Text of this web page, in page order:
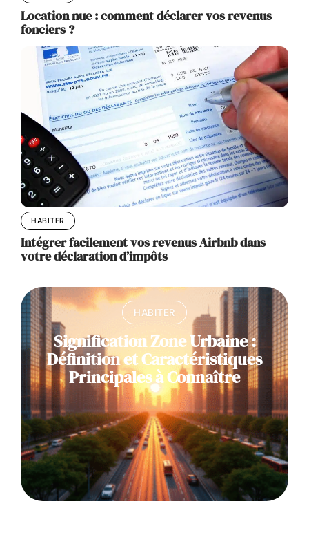
Location nue : comment déclarer vos revenus
fonciers ?
HABITER
Intégrer facilement vos revenus Airbnb dans
votre déclaration d’impôts
HABITER
Signification Zone Urbaine :
Définition et Caractéristiques
Principales à Connaître